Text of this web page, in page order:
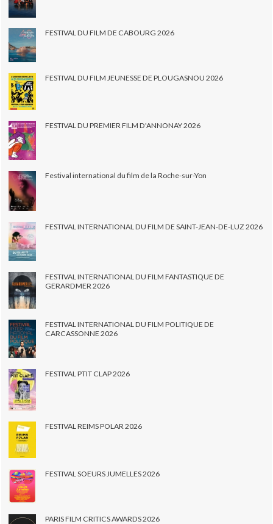
FESTIVAL DU FILM DE CABOURG 2026
FESTIVAL DU FILM JEUNESSE DE PLOUGASNOU 2026
FESTIVAL DU PREMIER FILM D'ANNONAY 2026
Festival international du film de la Roche-sur-Yon
FESTIVAL INTERNATIONAL DU FILM DE SAINT-JEAN-DE-LUZ 2026
FESTIVAL INTERNATIONAL DU FILM FANTASTIQUE DE
GERARDMER 2026
FESTIVAL INTERNATIONAL DU FILM POLITIQUE DE
CARCASSONNE 2026
FESTIVAL PTIT CLAP 2026
FESTIVAL REIMS POLAR 2026
FESTIVAL SOEURS JUMELLES 2026
PARIS FILM CRITICS AWARDS 2026